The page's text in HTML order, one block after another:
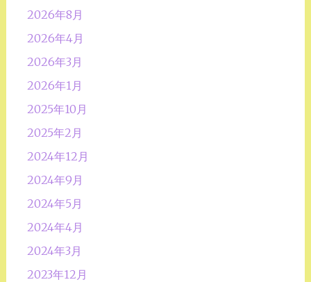
2026年8月
2026年4月
2026年3月
2026年1月
2025年10月
2025年2月
2024年12月
2024年9月
2024年5月
2024年4月
2024年3月
2023年12月